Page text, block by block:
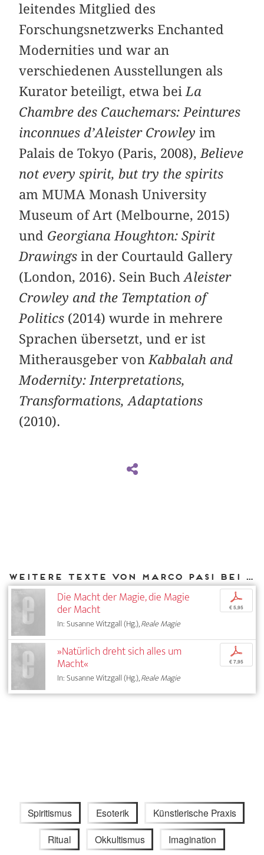
leitendes Mitglied des
Forschungsnetzwerks Enchanted
Modernities und war an
verschiedenen Ausstellungen als
Kurator beteiligt, etwa bei La
Chambre des Cauchemars: Peintures
inconnues d’Aleister Crowley im
Palais de Tokyo (Paris, 2008), Believe
not every spirit, but try the spirits
am MUMA Monash University
Museum of Art (Melbourne, 2015)
und Georgiana Houghton: Spirit
Drawings in der Courtauld Gallery
(London, 2016). Sein BuchAleister
Crowley and the Temptation of
Politics (2014) wurde in mehrere
Sprachen übersetzt, und er ist
Mitherausgeber von Kabbalah and
Modernity: Interpretations,
Transformations, Adaptations
(2010).
Weitere Texte von Marco Pasi bei DIAPHANES
Die Macht der Magie, die Magie
der Macht
In: Susanne Witzgall (Hg.),Reale Magie
p
€ 5,95
»Natürlich dreht sich alles um
Macht«
In: Susanne Witzgall (Hg.),Reale Magie
p
€ 7,95
Spiritismus Esoterik Künstlerische Praxis
Ritual Okkultismus Imagination